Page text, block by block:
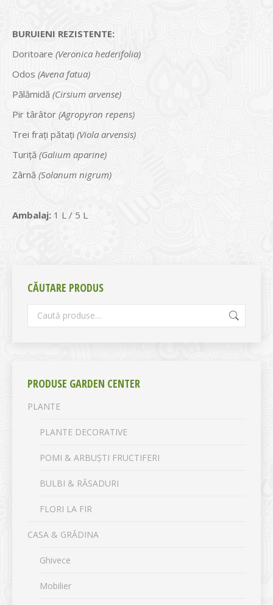
BURUIENI REZISTENTE:
Doritoare (Veronica hederifolia)
Odos (Avena fatua)
Pălămidă (Cirsium arvense)
Pir târâtor (Agropyron repens)
Trei frați pătați (Viola arvensis)
Turiță (Galium aparine)
Zârnă (Solanum nigrum)
Ambalaj: 1 L / 5 L
CĂUTARE PRODUS
PRODUSE GARDEN CENTER
PLANTE
PLANTE DECORATIVE
POMI & ARBUȘTI FRUCTIFERI
BULBI & RĂSADURI
FLORI LA FIR
CASA & GRĂDINA
Ghivece
Mobilier